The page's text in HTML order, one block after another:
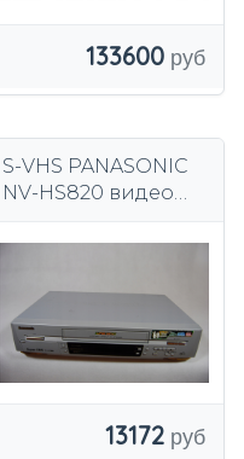
133600
S-VHS PANASONIC
NV-HS820 видео
видеомагнитофон
дисплей
13172